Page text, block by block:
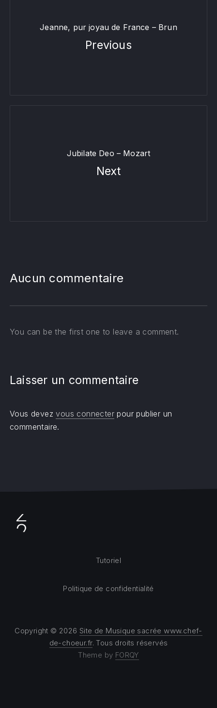
Jeanne, pur joyau de France – Brun
Previous
Jubilate Deo – Mozart
Next
Aucun commentaire
You can be the first one to leave a comment.
Laisser un commentaire
Vous devezvous connecter pour publier un
commentaire.
Copyright © 2026 Site de Musique sacrée www.chef-
de-choeur.fr. Tous droits réservés
Theme by FORQY
Tutoriel
Politique de confidentialité